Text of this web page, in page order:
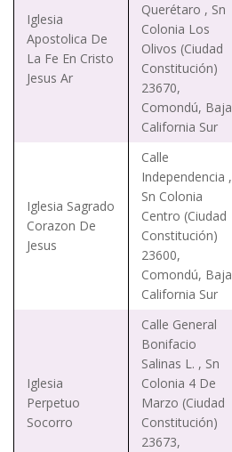
Iglesia
Apostolica De
La Fe En Cristo
Jesus Ar
Querétaro , Sn
Colonia Los
Olivos (Ciudad
Constitución)
23670,
Comondú, Baja
California Sur
Iglesia Sagrado
Corazon De
Jesus
Calle
Independencia ,
Sn Colonia
Centro (Ciudad
Constitución)
23600,
Comondú, Baja
California Sur
Iglesia
Perpetuo
Socorro
Calle General
Bonifacio
Salinas L. , Sn
Colonia 4 De
Marzo (Ciudad
Constitución)
23673,